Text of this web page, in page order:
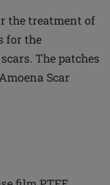
the treatment of
for the
The patches
Scar